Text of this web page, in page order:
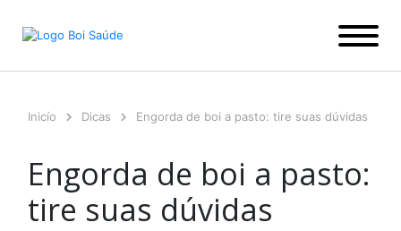
para
Inicío Dicas Engorda de boi a pasto: tire suas dúvidas
Engorda de boi a pasto:
tire suas dúvidas